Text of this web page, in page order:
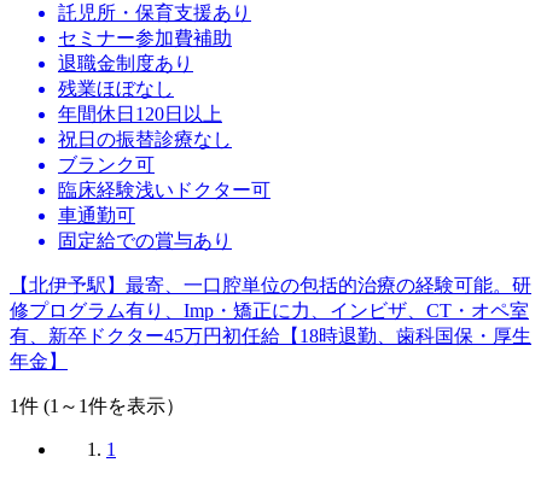
託児所・保育支援あり
セミナー参加費補助
退職金制度あり
残業ほぼなし
年間休日120日以上
祝日の振替診療なし
ブランク可
臨床経験浅いドクター可
車通勤可
固定給での賞与あり
【北伊予駅】最寄、一口腔単位の包括的治療の経験可能。研
修プログラム有り、Imp・矯正に力、インビザ、CT・オペ室
有、新卒ドクター45万円初任給【18時退勤、歯科国保・厚生
年金】
1件 (1～1件を表示）
1